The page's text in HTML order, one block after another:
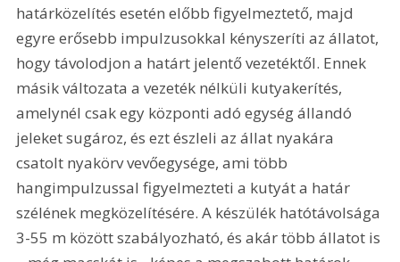
határközelítés esetén előbb figyelmeztető, majd
egyre erősebb impulzusokkal kényszeríti az állatot,
hogy távolodjon a határt jelentő vezetéktől. Ennek
másik változata a vezeték nélküli kutyakerítés,
amelynél csak egy központi adó egység állandó
jeleket sugároz, és ezt észleli az állat nyakára
csatolt nyakörv vevőegysége, ami több
hangimpulzussal figyelmezteti a kutyát a határ
szélének megközelítésére. A készülék hatótávolsága
3-55 m között szabályozható, és akár több állatot is